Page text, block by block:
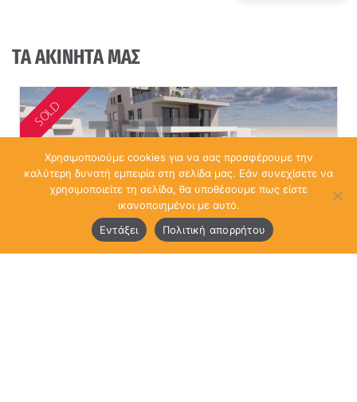
ΤΑ ΑΚΙΝΗΤΑ ΜΑΣ
SOLD
Διαμέρισμα 100 τ.μ. 1ου Ελληνικό Εθνάρχου
Χρησιμοποιούμε cookies για να σας προσφέρουμε την
καλύτερη δυνατή εμπειρία στη σελίδα μας. Εάν συνεχίσετε να
χρησιμοποιείτε τη σελίδα, θα υποθέσουμε πως είστε
ικανοποιημένοι με αυτό.
Εντάξει
Πολιτική απορρήτου